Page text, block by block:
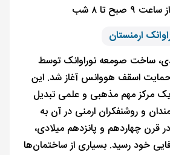
۹ صبح تا ۸ شب
ارمنستان
ساخت صومعه نوراوانک توسط
اسقف هووانس آغاز شد. این
مرکز مهم مذهبی و علمی تبدیل
و روشنفکران ارمنی در آن به
قرن چهاردهم و پانزدهم میلادی،
خود رسید. بسیاری از ساختمان‌ها